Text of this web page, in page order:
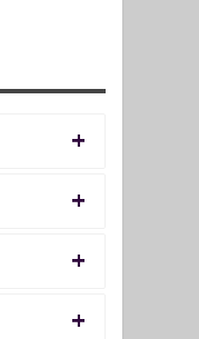
+
+
+
+